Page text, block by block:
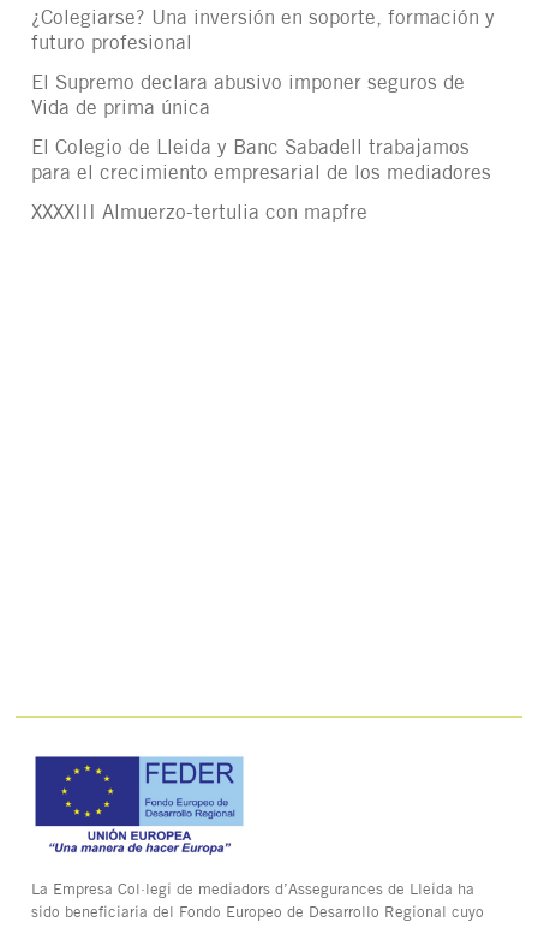
¿Colegiarse? Una inversión en soporte, formación y
futuro profesional
El Supremo declara abusivo imponer seguros de
Vida de prima única
El Colegio de Lleida y Banc Sabadell trabajamos
para el crecimiento empresarial de los mediadores
XXXXIII Almuerzo-tertulia con mapfre
La Empresa Col·legi de mediadors d’Assegurances de Lleida ha
sido beneficiaria del Fondo Europeo de Desarrollo Regional cuyo